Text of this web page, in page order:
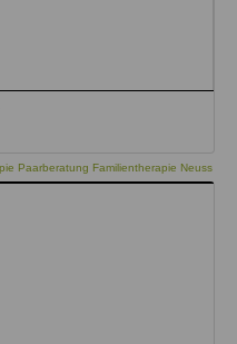
Paarberatung Familientherapie Neuss